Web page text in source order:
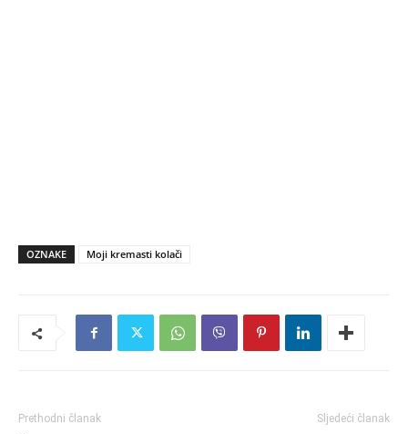
OZNAKE Moji kremasti kolači
Prethodni članak Sljedeći članak